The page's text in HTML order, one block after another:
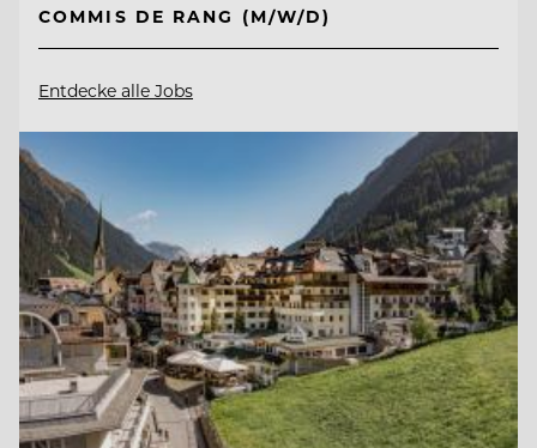
COMMIS DE RANG (M/W/D)
Entdecke alle Jobs